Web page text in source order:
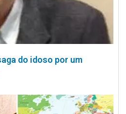
do idoso por um